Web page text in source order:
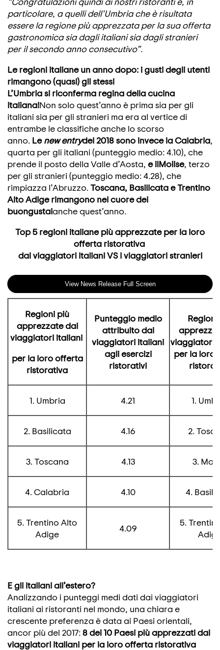
particolare, a quelli dell’Umbria che è risultata
essere la regione più apprezzata per la sua offerta
gastronomica sia dagli italiani sia dagli stranieri
per il secondo anno consecutivo”.
Le regioni italiane un anno dopo: i gusti degli utenti
rimangono (quasi) gli stessi
L’Umbria si riconferma regina della cucina
italiana!Non solo quest’anno è prima sia per gli
italiani sia per gli stranieri ma era al vertice di
entrambe le classifiche anche lo scorso
anno. Lenew entrydel 2018 sono invece la Calabria,
quarta per gli italiani (punteggio medio: 4.10), che
prende il posto della Valle d’Aosta, e ilMolise, terzo
per gli stranieri (punteggio medio: 4.28), che
rimpiazza l’Abruzzo.Toscana, Basilicata e Trentino
Alto Adige rimangono nel cuore dei
buongustaianche quest’anno.
Top 5 regioni italiane più apprezzate per la loro
offerta ristorativa
dai viaggiatori italiani VS i viaggiatori stranieri
View News Release Full Screen
Regioni più
apprezzate dai
viaggiatori italiani
per la loro offerta
ristorativa
Punteggio medio
attribuito dai
viaggiatori italiani
agli esercizi
ristorativi
Regioni
viaggiatori
per la loro
1. Umbria 4.21 1.
2. Basilicata 4.16 2.
3. Toscana 4.13 3.
4. Calabria 4.10 4.
5. Trentino Alto
Adige
4.09
5.
E gli italiani all’estero?
Analizzando i punteggi medi dati dai viaggiatori
italiani ai ristoranti nel mondo, una chiara e
crescente preferenza è data ai Paesi orientali,
ancor più del 2017:8 dei 10 Paesi più apprezzati dai
viaggiatori italiani per la loro offerta ristorativa